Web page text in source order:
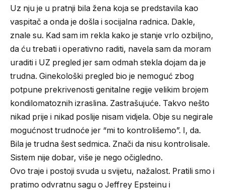
Uz nju je u pratnji bila žena koja se predstavila kao
vaspitač a onda je došla i socijalna radnica. Dakle,
znale su. Kad sam im rekla kako je stanje vrlo ozbiljno,
da ću trebati i operativno raditi, navela sam da moram
uraditi i UZ pregled jer sam odmah stekla dojam da je
trudna. Ginekološki pregled bio je nemoguć zbog
potpune prekrivenosti genitalne regije velikim brojem
kondilomatoznih izraslina. Zastrašujuće. Takvo nešto
nikad prije i nikad poslije nisam vidjela. Obje su negirale
mogućnost trudnoće jer “mi to kontrolišemo”. I, da.
Bila je trudna šest sedmica. Znači da nisu kontrolisale.
Sistem nije dobar, više je nego očigledno.
Ovo traje i postoji svuda u svijetu, nažalost. Pratili smo i
pratimo odvratnu sagu o Jeffrey Epsteinu i